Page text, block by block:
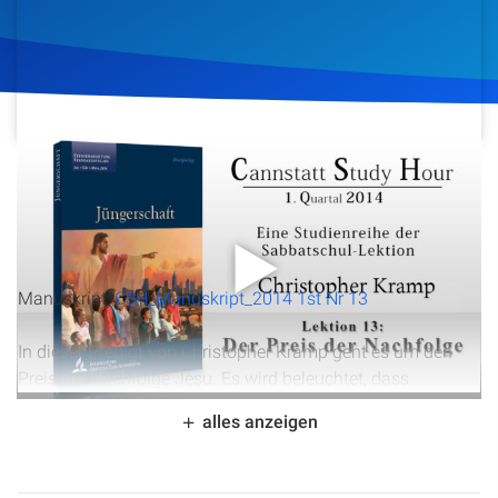
24. März 2014 Klicks Download
Manuskript:CSH_Manuskript_2014 1st Nr 13
In dieser Predigt von Christopher Kramp geht es um den
Preis der Nachfolge Jesu. Es wird beleuchtet, dass
Jüngerschaft nicht kostenlos ist, sondern mit Kosten
verbunden ist, die man im Voraus berechnen muss. Dabei
alles anzeigen
Studienzentrum
Kontakt
Spenden